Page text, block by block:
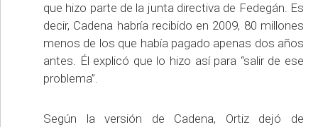
que hizo parte de la junta directiva de Fedegán. Es
decir, Cadena habría recibido en 2009, 80 millones
menos de los que había pagado apenas dos años
antes. Él explicó que lo hizo así para “salir de ese
problema”.
Según la versión de Cadena, Ortiz dejó de